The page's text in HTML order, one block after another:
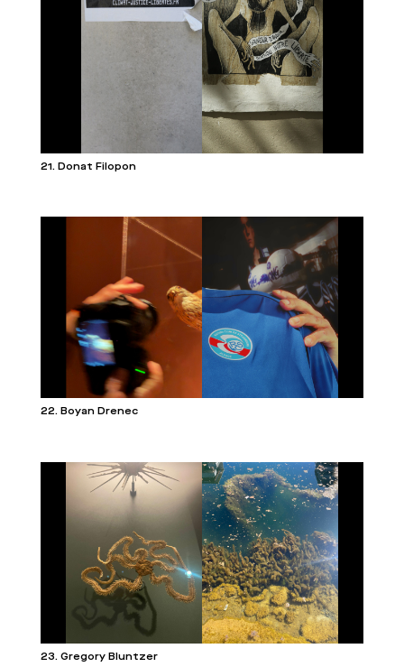
21. Donat Filopon
22. Boyan Drenec
23. Gregory Bluntzer